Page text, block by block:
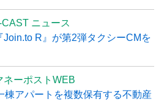
CAST ニュース
R』が第2弾タクシーCMを
ネーポストWEB
棟アパートを複数保有する不動産